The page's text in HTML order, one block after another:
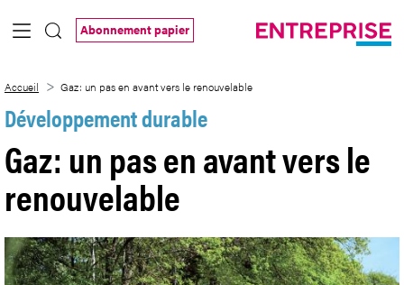
Saut au contenu principal
Abonnement papier
Accueil Gaz: un pas en avant vers le renouvelable
Développement durable
Gaz: un pas en avant vers le
renouvelable